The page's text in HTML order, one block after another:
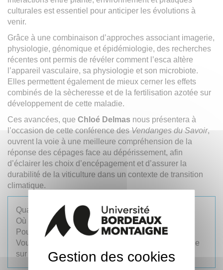
culturales est essentiel pour anticiper les évolutions à
venir.
Grâce à une combinaison d’approches associant imagerie,
physiologie, génomique et épidémiologie, des recherches
récentes ont permis de révéler comment l’esca altère
l’appareil vasculaire, sa physiologie et son microbiote.
Elles permettent également de mieux cerner les effets
combinés de la sècheresse et de la fertilisation azotée sur
développement de cette maladie.
Ces avancées, que Chloé Delmas nous présentera à
l’occasion de cette conférence desVendanges du Savoir,
ouvrent la voie à une meilleure compréhension de la
réponse des cépages face au dépérissement, afin
d’éclairer les choix d’encépagement et d’assurer la
durabilité de la viticulture dans un contexte de transition
climatique.
Quand ?
mardi 3 février 2026 de 19h à 20h30
Où ?
La Cité du Vin
Pour qui ? Tout public, gratuit,sur inscription
Vous pouvez également suivre l'évènement en ligne
sur Zoom,sur inscription.
Gestion des cookies